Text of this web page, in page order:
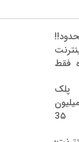
روزه فقط
پلک
با ۱۰ میلیون
تخفیف فقط 3۵